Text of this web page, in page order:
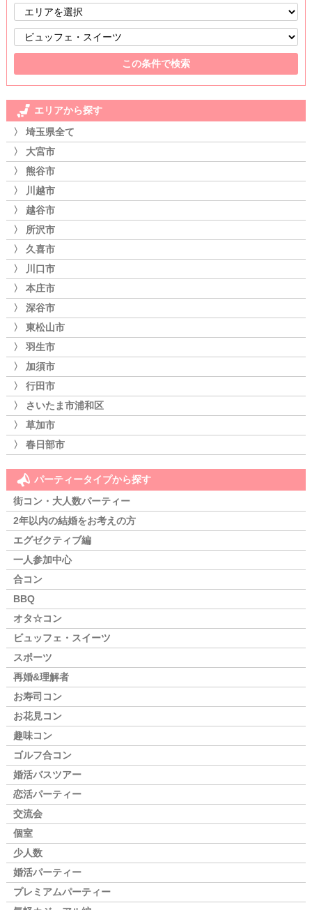
エリアから探す
〉 埼玉県全て
〉 大宮市
〉 熊谷市
〉 川越市
〉 越谷市
〉 所沢市
〉 久喜市
〉 川口市
〉 本庄市
〉 深谷市
〉 東松山市
〉 羽生市
〉 加須市
〉 行田市
〉 さいたま市浦和区
〉 草加市
〉 春日部市
パーティータイプから探す
街コン・大人数パーティー
2年以内の結婚をお考えの方
エグゼクティブ編
一人参加中心
合コン
BBQ
オタ☆コン
ビュッフェ・スイーツ
スポーツ
再婚&理解者
お寿司コン
お花見コン
趣味コン
ゴルフ合コン
婚活バスツアー
恋活パーティー
交流会
個室
少人数
婚活パーティー
プレミアムパーティー